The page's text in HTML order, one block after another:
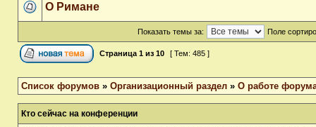
О Римане
Показать темы за: Поле
Страница 1 из 10 [ Тем: 485 ]
Список форумов » Организационный раздел » О работе
Кто сейчас на конференции